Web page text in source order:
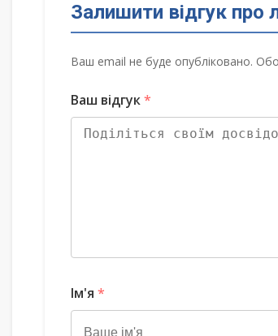
Залишити відгук про
Ваш email не буде опубліковано.
Ваш відгук*
Ім'я *